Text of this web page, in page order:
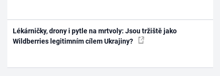
Lékárničky, drony i pytle na mrtvoly: Jsou tržiště jako
Wildberries legitimním cílem Ukrajiny?